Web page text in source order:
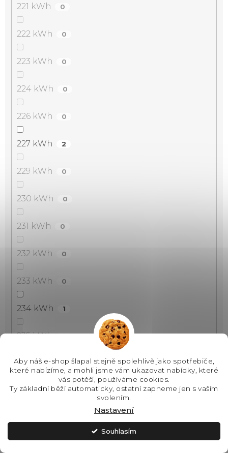
Aby náš e-shop šlapal stejně spolehlivě jako spotřebiče,
které nabízíme, a mohli jsme vám ukazovat nabídky, které
vás potěší, používáme cookies.
Ty základní běží automaticky, ostatní zapneme jen s vaším
svolením.
Nastavení
Souhlasím
221 kWh 0
222 kWh 0
223 kWh 0
224 kWh 0
226 kWh 0
227 kWh 2
229 kWh 0
230 kWh 0
231 kWh 0
232 kWh 0
233 kWh 0
234 kWh 1
235 kWh 0
237 kWh 1
238 kWh 1